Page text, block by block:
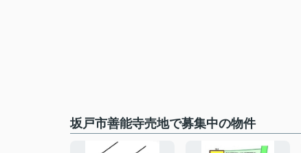
坂戸市善能寺売地で募集中の物件